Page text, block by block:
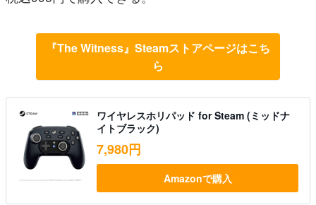
『The Witness』Steamストアページはこち
ら
ワイヤレスホリパッド for Steam (ミッドナ
イトブラック)
7,980円
Amazonで購入